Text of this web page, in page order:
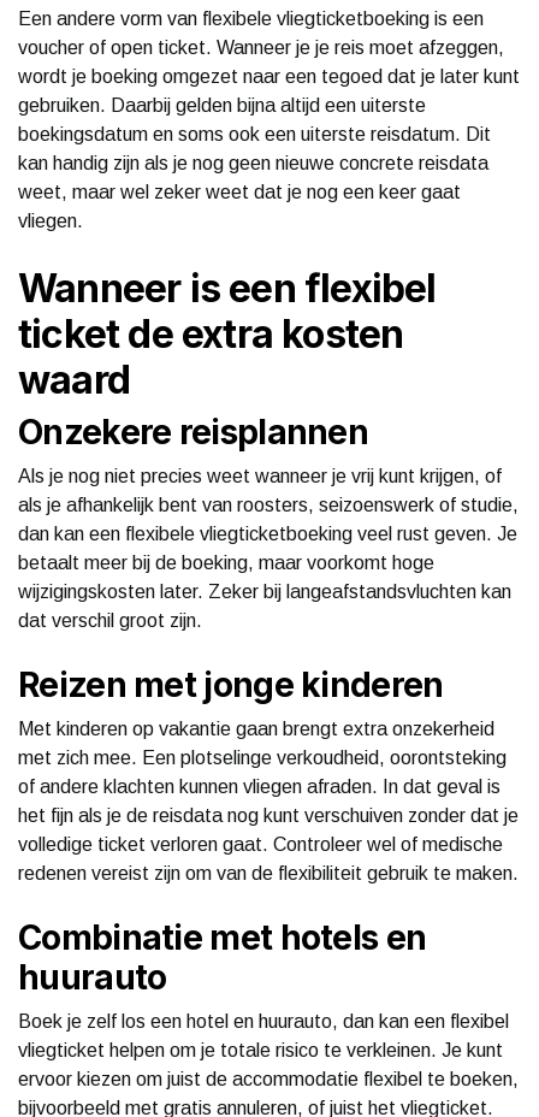
Een andere vorm van flexibele vliegticketboeking is een
voucher of open ticket. Wanneer je je reis moet afzeggen,
wordt je boeking omgezet naar een tegoed dat je later kunt
gebruiken. Daarbij gelden bijna altijd een uiterste
boekingsdatum en soms ook een uiterste reisdatum. Dit
kan handig zijn als je nog geen nieuwe concrete reisdata
weet, maar wel zeker weet dat je nog een keer gaat
vliegen.
Wanneer is een flexibel
ticket de extra kosten
waard
Onzekere reisplannen
Als je nog niet precies weet wanneer je vrij kunt krijgen, of
als je afhankelijk bent van roosters, seizoenswerk of studie,
dan kan een flexibele vliegticketboeking veel rust geven. Je
betaalt meer bij de boeking, maar voorkomt hoge
wijzigingskosten later. Zeker bij langeafstandsvluchten kan
dat verschil groot zijn.
Reizen met jonge kinderen
Met kinderen op vakantie gaan brengt extra onzekerheid
met zich mee. Een plotselinge verkoudheid, oorontsteking
of andere klachten kunnen vliegen afraden. In dat geval is
het fijn als je de reisdata nog kunt verschuiven zonder dat je
volledige ticket verloren gaat. Controleer wel of medische
redenen vereist zijn om van de flexibiliteit gebruik te maken.
Combinatie met hotels en
huurauto
Boek je zelf los een hotel en huurauto, dan kan een flexibel
vliegticket helpen om je totale risico te verkleinen. Je kunt
ervoor kiezen om juist de accommodatie flexibel te boeken,
bijvoorbeeld met gratis annuleren, of juist het vliegticket.